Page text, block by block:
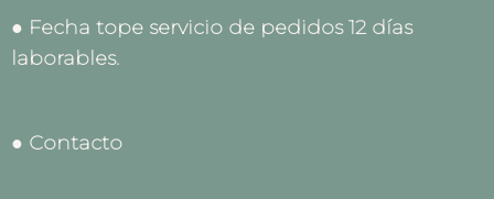
● Fecha tope servicio de pedidos 12 días
laborables.
● Contacto